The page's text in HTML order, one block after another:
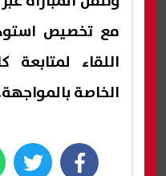
مع تخصيص
اللقاء لمتابعة
الخاصة